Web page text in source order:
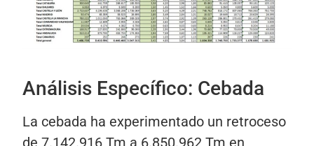
Análisis Específico: Cebada
La cebada ha experimentado un retroceso
de 7.142.916 Tm a 6.850.962 Tm en